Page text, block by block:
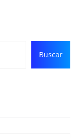
Buscar